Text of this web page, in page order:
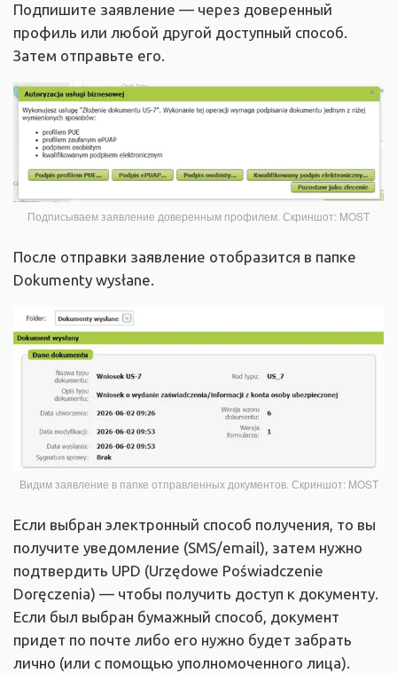
Подпишите заявление — через доверенный
профиль или любой другой доступный способ.
Затем отправьте его.
Подписываем заявление доверенным профилем. Скриншот: MOST
После отправки заявление отобразится в папке
Dokumenty wysłane.
Видим заявление в папке отправленных документов. Скриншот: MOST
Если выбран электронный способ получения, то вы
получите уведомление (SMS/email), затем нужно
подтвердить UPD (Urzędowe Poświadczenie
Doręczenia) — чтобы получить доступ к документу.
Если был выбран бумажный способ, документ
придет по почте либо его нужно будет забрать
лично (или с помощью уполномоченного лица).